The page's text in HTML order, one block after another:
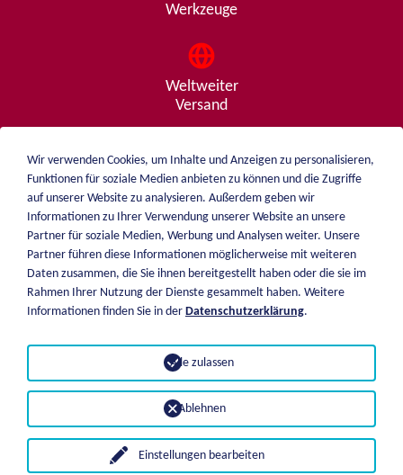
Werkzeuge
Weltweiter
Versand
Beratung
von A - Z
weiblen.
+49 (0)7551 1607
Über mich
Katalog
Zahlungsarten
Impressum
Datenschutz
Wir verwenden Cookies, um Inhalte und Anzeigen zu personalisieren,
Funktionen für soziale Medien anbieten zu können und die Zugriffe
auf unserer Website zu analysieren. Außerdem geben wir
Informationen zu Ihrer Verwendung unserer Website an unsere
Partner für soziale Medien, Werbung und Analysen weiter. Unsere
Partner führen diese Informationen möglicherweise mit weiteren
Daten zusammen, die Sie ihnen bereitgestellt haben oder die sie im
Rahmen Ihrer Nutzung der Dienste gesammelt haben. Weitere
Informationen finden Sie in der Datenschutzerklärung.
Einstellungen bearbeiten
Ablehnen
Alle zulassen